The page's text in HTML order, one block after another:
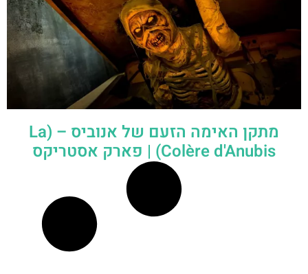
מתקן האימה הזעם של אנוביס – (La
Colère d'Anubis) | פארק אסטריקס